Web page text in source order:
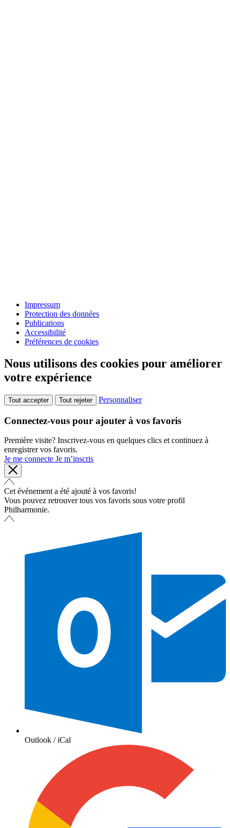
Impressum
Protection des données
Publications
Accessibilité
Préférences de cookies
Nous utilisons des cookies pour améliorer
votre expérience
Tout accepter Tout rejeter Personnaliser
Connectez-vous pour ajouter à vos favoris
Première visite? Inscrivez-vous en quelques clics et continuez à
enregistrer vos favoris.
Je me connecte Je m’inscris
Cet événement a été ajouté à vos favoris!
Vous pouvez retrouver tous vos favoris sous votre profil
Philharmonie.
Outlook / iCal